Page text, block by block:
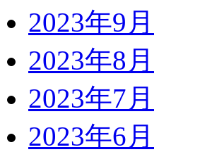
2023年9月
2023年8月
2023年7月
2023年6月